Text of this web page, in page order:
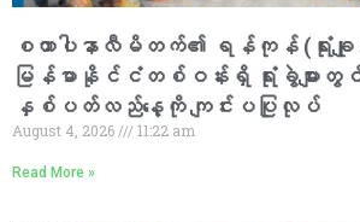
စထာပါနာလီမိတက်၏ ရန်ကုန် (ရုံးခ
မြန်မာနိုင်ငံတစ်ဝန်းရှိ ရုံးခွဲများတွ
နှစ်ပတ်လည်နေ့ကို ကျင်းပပြုလုပ်
August 4, 2026 11:22 am
Read More »